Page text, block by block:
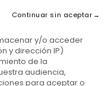
€
Oat Milk
y/o acceder
y dirección IP)
de la
audiencia,
para aceptar o
Continuar sin aceptar